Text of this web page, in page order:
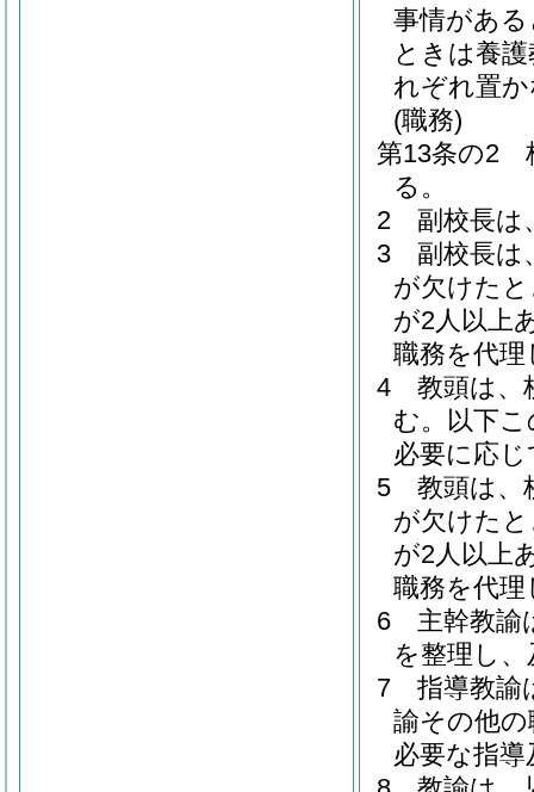
事情があ
ときは養
れぞれ置
(職務)
第13条の2
る。
2
副校長は
3
副校長は
が欠けた
が2人以上
職務を代
4
教頭は、
む。以下
必要に応
5
教頭は、
が欠けた
が2人以上
職務を代
6
主幹教諭
を整理し
7
指導教諭
諭その他
必要な指